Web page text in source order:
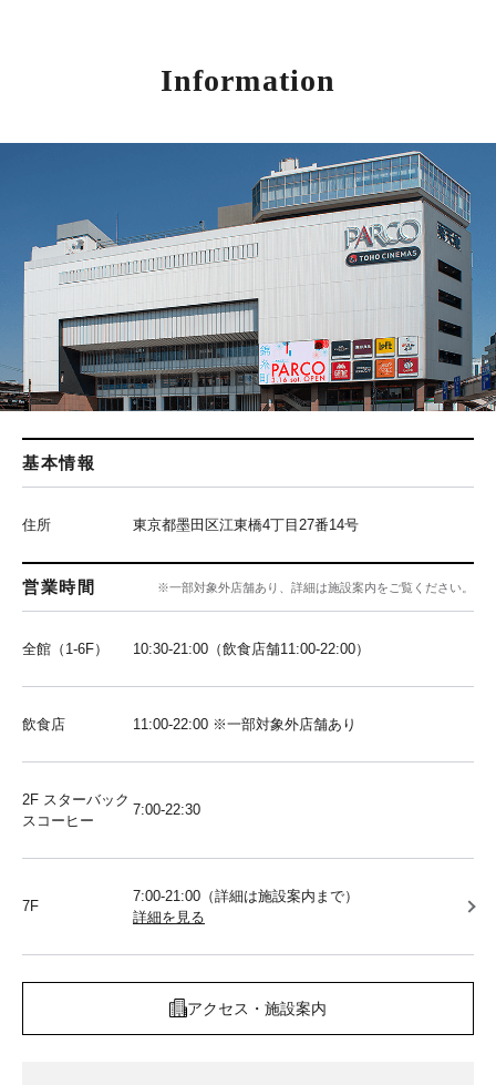
Information
基本情報
住所 東京都墨田区江東橋4丁目27番14号
営業時間 ※一部対象外店舗あり、詳細は施設案内をご覧ください。
全館（1-6F） 10:30-21:00（飲食店舗11:00-22:00）
飲食店 11:00-22:00 ※一部対象外店舗あり
2F スターバック
スコーヒー
7:00-22:30
7F
7:00-21:00（詳細は施設案内まで）
詳細を見る
アクセス・施設案内